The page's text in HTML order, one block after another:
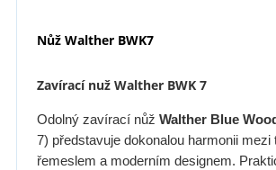
Nůž Walther BWK7
Zavírací nuž Walther BWK 7
Odolný zavírací nůž Walther Blue
7) představuje dokonalou harmonii mezi
řemeslem a moderním designem.